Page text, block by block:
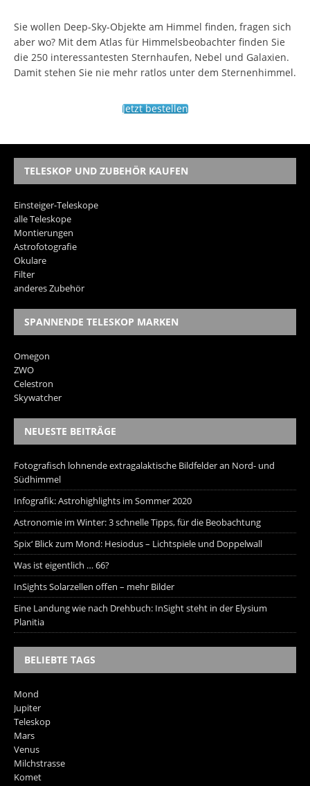
Sie wollen Deep-Sky-Objekte am Himmel finden, fragen sich
aber wo? Mit dem Atlas für Himmelsbeobachter finden Sie
die 250 interessantesten Sternhaufen, Nebel und Galaxien.
Damit stehen Sie nie mehr ratlos unter dem Sternenhimmel.
Jetzt bestellen
TELESKOP UND ZUBEHÖR KAUFEN
Einsteiger-Teleskope
alle Teleskope
Montierungen
Astrofotografie
Okulare
Filter
anderes Zubehör
SPANNENDE TELESKOP MARKEN
Omegon
ZWO
Celestron
Skywatcher
NEUESTE BEITRÄGE
Fotografisch lohnende extragalaktische Bildfelder an Nord- und
Südhimmel
Infografik: Astrohighlights im Sommer 2020
Astronomie im Winter: 3 schnelle Tipps, für die Beobachtung
Spix‘ Blick zum Mond: Hesiodus – Lichtspiele und Doppelwall
Was ist eigentlich … 66?
InSights Solarzellen offen – mehr Bilder
Eine Landung wie nach Drehbuch: InSight steht in der Elysium
Planitia
BELIEBTE TAGS
Mond
Jupiter
Teleskop
Mars
Venus
Milchstrasse
Komet